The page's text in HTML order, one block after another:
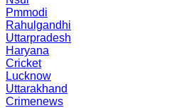
Pmmodi
Rahulgandhi
Uttarpradesh
Haryana
Cricket
Lucknow
Uttarakhand
Crimenews